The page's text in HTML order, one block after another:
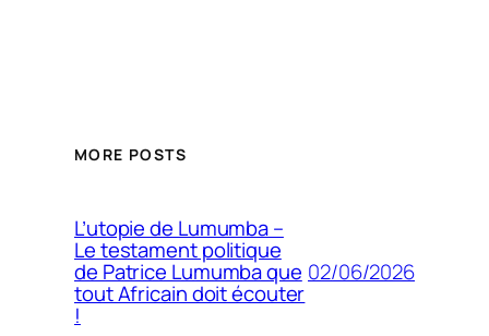
MORE POSTS
L’utopie de Lumumba –
Le testament politique
de Patrice Lumumba que
tout Africain doit écouter
!
02/06/2026